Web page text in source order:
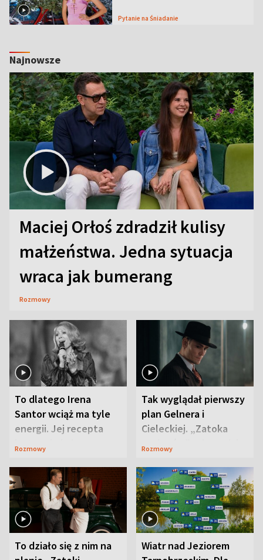
Pytanie na Śniadanie
Najnowsze
Maciej Orłoś zdradził kulisy
małżeństwa. Jedna sytuacja
wraca jak bumerang
Rozmowy
To dlatego Irena
Santor wciąż ma tyle
energii. Jej recepta
jest zaskakująco
Rozmowy
Tak wyglądał pierwszy
plan Gelnera i
Cieleckiej. „Zatoka
szpiegów” od razu ich
Rozmowy
To działo się z nim na
Wiatr nad Jeziorem